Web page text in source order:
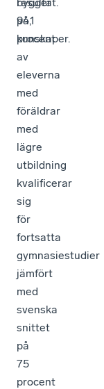
på
kunskaper.
94,1
procent
av
eleverna
med
föräldrar
med
lägre
utbildning
kvalificerar
sig
för
fortsatta
gymnasiestudier
jämfört
med
svenska
snittet
på
75
procent